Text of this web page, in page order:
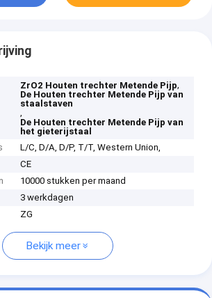
ZrO2 Houten trechter Metende Pijp,
De Houten trechter Metende Pijp van
staalstaven
,
De Houten trechter Metende Pijp van
het gieterijstaal
L/C, D/A, D/P, T/T, Western Union,
CE
10000 stukken per maand
3 werkdagen
ZG
Bekijk meer